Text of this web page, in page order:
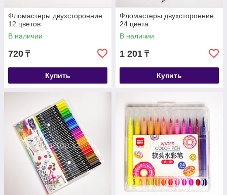
Фломастеры двухсторонние
12 цветов
В наличии
720 ₸
Купить
Фломастеры двухсторонние
24 цвета
В наличии
1 201 ₸
Купить